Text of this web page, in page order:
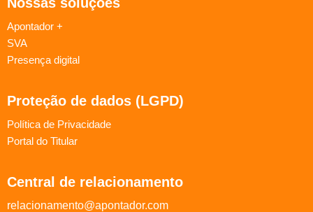
Apontador +
SVA
Presença digital
Proteção de dados (LGPD)
Política de Privacidade
Portal do Titular
Central de relacionamento
relacionamento@apontador.com